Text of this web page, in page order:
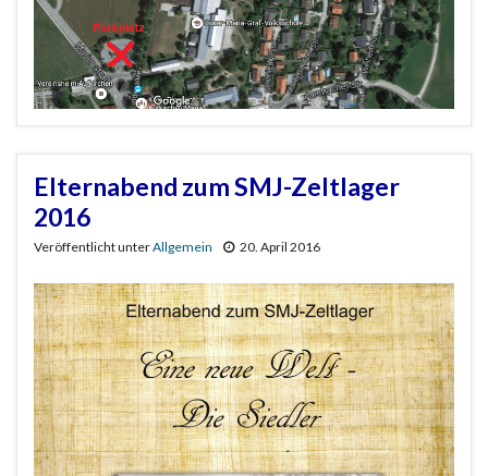
Elternabend zum SMJ-Zeltlager
2016
Veröffentlicht unterAllgemein 20. April 2016